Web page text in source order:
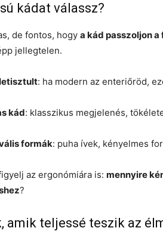
kádat válassz?
de fontos, hogy a kád passzoljon
jellegtelen.
: ha modern az enteriőröd,
kád: klasszikus megjelenés,
formák: puha ívek, kényelmes
az ergonómiára is: mennyire
?
amik teljessé teszik az